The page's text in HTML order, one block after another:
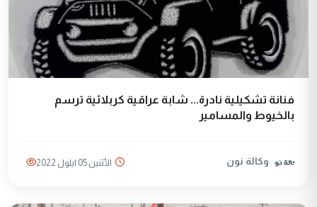
فنانة تشكيلية نادرة... شابة عراقية كربلائية ترسم
بالخيوط والمسامير
وكالة نون الأثنين 05 ايلول 2022